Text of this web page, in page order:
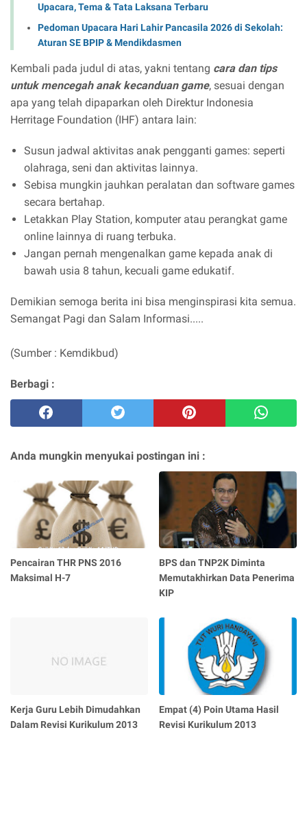
Upacara, Tema & Tata Laksana Terbaru
Pedoman Upacara Hari Lahir Pancasila 2026 di Sekolah:
Aturan SE BPIP & Mendikdasmen
Kembali pada judul di atas, yakni tentang cara dan tips
untuk mencegah anak kecanduan game, sesuai dengan
apa yang telah dipaparkan oleh Direktur Indonesia
Herritage Foundation (IHF) antara lain:
Susun jadwal aktivitas anak pengganti games: seperti
olahraga, seni dan aktivitas lainnya.
Sebisa mungkin jauhkan peralatan dan software games
secara bertahap.
Letakkan Play Station, komputer atau perangkat game
online lainnya di ruang terbuka.
Jangan pernah mengenalkan game kepada anak di
bawah usia 8 tahun, kecuali game edukatif.
Demikian semoga berita ini bisa menginspirasi kita semua.
Semangat Pagi dan Salam Informasi.....
(Sumber : Kemdikbud)
Berbagi :
Anda mungkin menyukai postingan ini :
Pencairan THR PNS 2016
Maksimal H-7
BPS dan TNP2K Diminta
Memutakhirkan Data Penerima
KIP
Kerja Guru Lebih Dimudahkan
Dalam Revisi Kurikulum 2013
Empat (4) Poin Utama Hasil
Revisi Kurikulum 2013